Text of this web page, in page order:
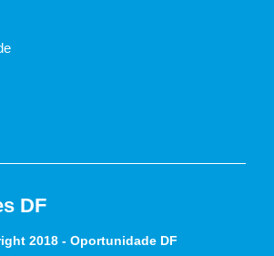
DF
2018 - Oportunidade DF